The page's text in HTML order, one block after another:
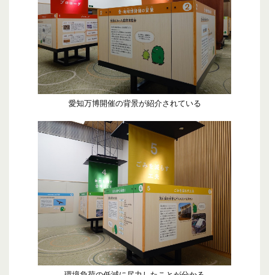
愛知万博開催の背景が紹介されている